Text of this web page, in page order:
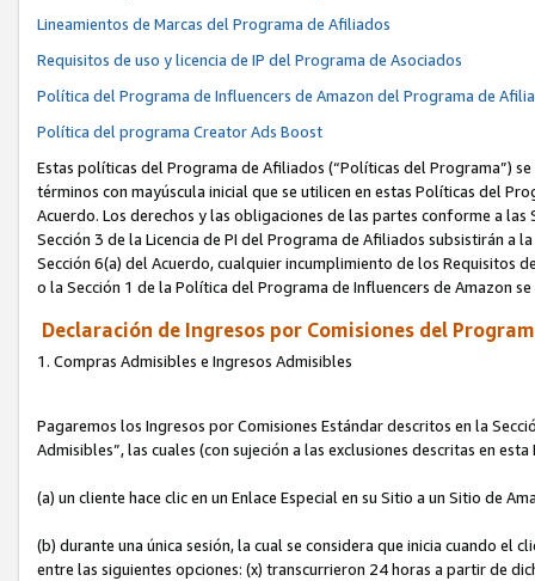
Lineamientos de Marcas del Programa de Afiliados
Requisitos de uso y licencia de IP del Programa de Asociados
Política del Programa de Influencers de Amazon del Programa de
Política del programa Creator Ads Boost
Estas políticas del Programa de Afiliados (“Políticas del Programa”)
términos con mayúscula inicial que se utilicen en estas Políticas del
Acuerdo. Los derechos y las obligaciones de las partes conforme a
Sección 3 de la Licencia de PI del Programa de Afiliados subsistirán
Sección 6(a) del Acuerdo, cualquier incumplimiento de los Requisitos
o la Sección 1 de la Política del Programa de Influencers de Amazon
Declaración de Ingresos por Comisiones del
1. Compras Admisibles e Ingresos Admisibles
Pagaremos los Ingresos por Comisiones Estándar descritos en la
Admisibles”, las cuales (con sujeción a las exclusiones descritas en
(a) un cliente hace clic en un Enlace Especial en su Sitio a un Sitio de
(b) durante una única sesión, la cual se considera que inicia cuando el
entre las siguientes opciones: (x) transcurrieron 24 horas a partir de